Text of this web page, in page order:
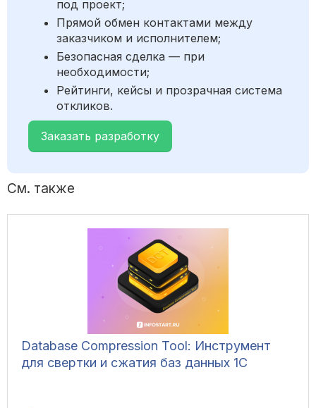
под проект;
Прямой обмен контактами между
заказчиком и исполнителем;
Безопасная сделка — при
необходимости;
Рейтинги, кейсы и прозрачная система
откликов.
Заказать разработку
См. также
Database Compression Tool: Инструмент
для свертки и сжатия баз данных 1С